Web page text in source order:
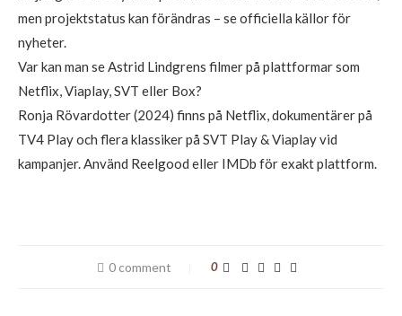
men projektstatus kan förändras – se officiella källor för
nyheter.
Var kan man se Astrid Lindgrens filmer på plattformar som
Netflix, Viaplay, SVT eller Box?
Ronja Rövardotter (2024) finns på Netflix, dokumentärer på
TV4 Play och flera klassiker på SVT Play & Viaplay vid
kampanjer. Använd Reelgood eller IMDb för exakt plattform.
0 comment 0